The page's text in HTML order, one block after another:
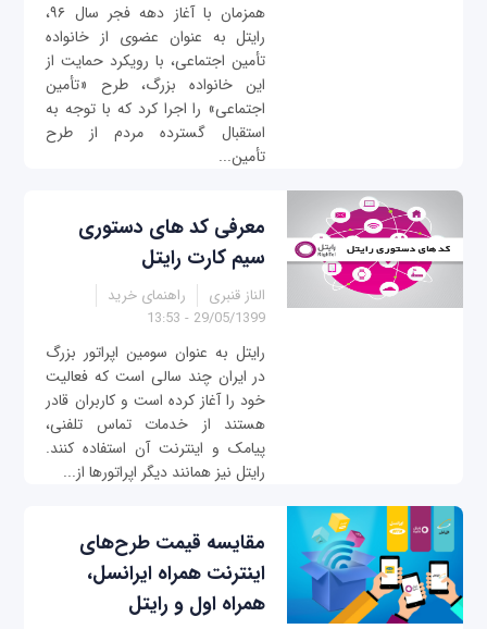
همزمان با آغاز دهه فجر سال ۹۶،
رایتل به عنوان عضوی از خانواده
تأمین اجتماعی، با رویکرد حمایت از
این خانواده بزرگ، طرح «تأمین
اجتماعی» را اجرا کرد که با توجه به
استقبال گسترده مردم از طرح
تأمین...
معرفی کد های دستوری
سیم کارت رایتل
الناز قنبری
راهنمای خرید
29/05/1399 - 13:53
رایتل به عنوان سومین اپراتور بزرگ
در ایران چند سالی است که فعالیت
خود را آغاز کرده است و کاربران قادر
هستند از خدمات تماس تلفنی،
پیامک و اینترنت آن استفاده کنند.
رایتل نیز همانند دیگر اپراتورها از...
مقایسه‌ قیمت طرح‌های
اینترنت همراه ایرانسل،
همراه اول و رایتل